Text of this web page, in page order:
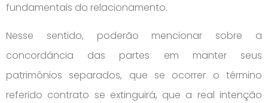
fundamentais do relacionamento.
Nesse sentido, poderão mencionar sobre a
concordância das partes em manter seus
patrimônios separados, que se ocorrer o término
referido contrato se extinguirá, que a real intenção